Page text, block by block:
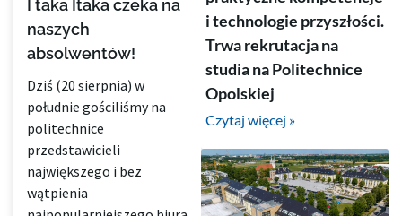
I taka Itaka czeka na
naszych
absolwentów!
Dziś (20 sierpnia) w
południe gościliśmy na
politechnice
przedstawicieli
największego i bez
wątpienia
i technologie przyszłości.
Trwa rekrutacja na
studia na Politechnice
Opolskiej
Czytaj więcej »